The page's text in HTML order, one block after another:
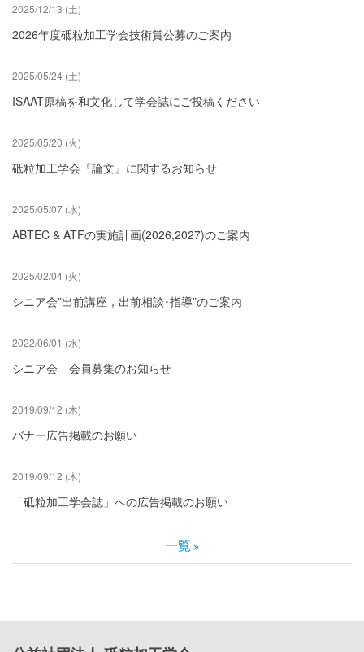
2025/12/13 (土)
2026年度砥粒加工学会技術賞公募のご案内
2025/05/24 (土)
ISAAT原稿を和文化して学会誌にご投稿ください
2025/05/20 (火)
砥粒加工学会『論文』に関するお知らせ
2025/05/07 (水)
ABTEC & ATFの実施計画(2026,2027)のご案内
2025/02/04 (火)
シニア会”出前講座，出前相談･指導”のご案内
2022/06/01 (水)
シニア会 会員募集のお知らせ
2019/09/12 (木)
バナー広告掲載のお願い
2019/09/12 (木)
「砥粒加工学会誌」への広告掲載のお願い
一覧